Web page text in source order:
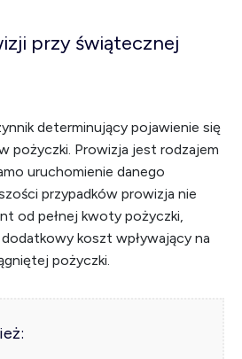
przy świątecznej
determinujący pojawienie się
pożyczki. Prowizja jest rodzajem
uruchomienie danego
przypadków prowizja nie
od pełnej kwoty pożyczki,
koszt wpływający na
pożyczki.